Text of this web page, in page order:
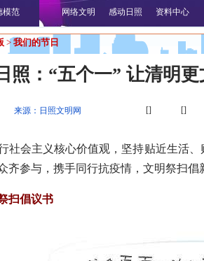
视频
模范
网络文明
感动日照 资料中心
> 我们的节日
照：“五个一” 让清明
来源：日照文明网 [] []
会主义核心价值观，坚持贴近生活、
齐参与，携手同行抗疫情，文明祭扫
倡议书